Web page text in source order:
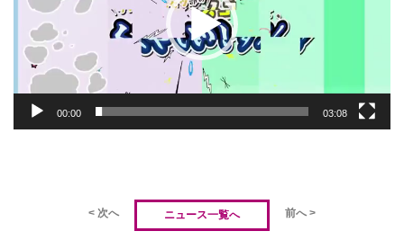
00:00 03:08
< 次へ ニュース一覧へ 前へ >